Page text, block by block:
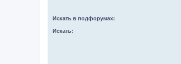
Искать в подфорумах:
Искать: